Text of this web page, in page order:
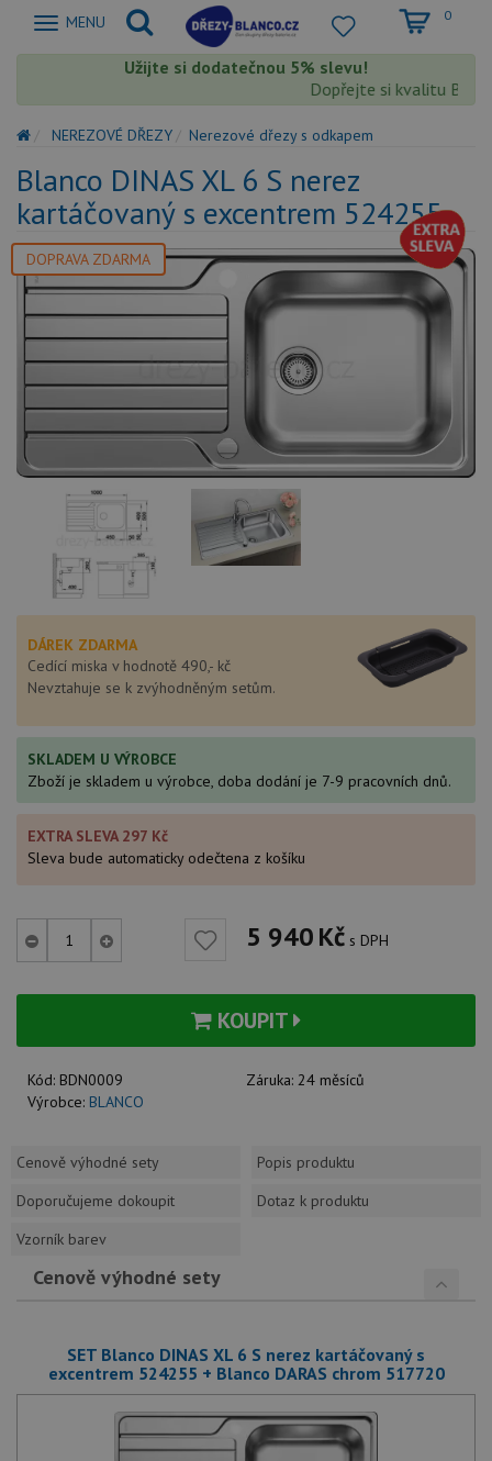
Zobrazit
MENU 0
Užijte si dodatečnou 5% slevu!
Dopřejte si kvalitu
NEREZOVÉ DŘEZY Nerezové dřezy s odkapem
Blanco DINAS XL 6 S nerez
kartáčovaný s excentrem 524255
DOPRAVA ZDARMA
DÁREK ZDARMA
Cedící miska v hodnotě 490,- kč
Nevztahuje se k zvýhodněným setům.
SKLADEM U VÝROBCE
Zboží je skladem u výrobce, doba dodání je 7-9 pracovních dnů.
EXTRA SLEVA 297 Kč
Sleva bude automaticky odečtena z košíku
5 940Kč s DPH
KOUPIT
Kód: BDN0009 Záruka: 24 měsíců
Výrobce: BLANCO
Cenově výhodné sety
Popis produktu
Doporučujeme dokoupit
Dotaz k produktu
Vzorník barev
Cenově výhodné sety
SET Blanco DINAS XL 6 S nerez kartáčovaný s
excentrem 524255 + Blanco DARAS chrom 517720